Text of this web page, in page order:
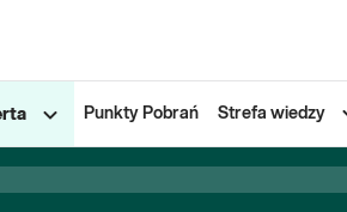
Punkty Pobrań Strefa wiedzy